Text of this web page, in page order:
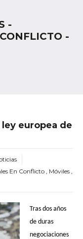
-
-
europea de
En Conflicto Móviles
Tras dos años
de duras
negociaciones